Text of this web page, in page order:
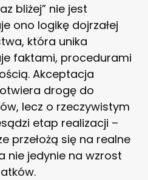
bliżej” nie jest
ono logikę dojrzałej
która unika
faktami, procedurami
Akceptacja
drogę do
lecz o rzeczywistym
etap realizacji –
przełożą się na realne
nie jedynie na wzrost